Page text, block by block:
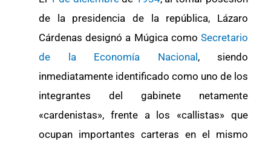
de la presidencia de la república, Lázaro
Cárdenas designó a Múgica como Secretario
de la Economía Nacional , siendo
inmediatamente identificado como uno de los
integrantes del gabinete netamente
«cardenistas», frente a los «callistas» que
ocupan importantes carteras en el mismo